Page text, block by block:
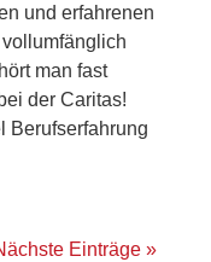
und erfahrenen
man fast
der Caritas!
Berufserfahrung
Einträge »